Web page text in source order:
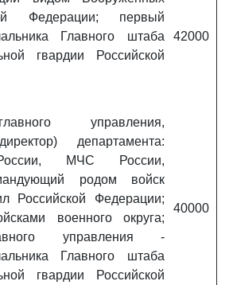
Федерации; первый
Главного штаба
гвардии Российской
42000
управления,
департамента:
МЧС России,
родом войск
Российской Федерации;
военного округа;
управления -
Главного штаба
гвардии Российской
40000